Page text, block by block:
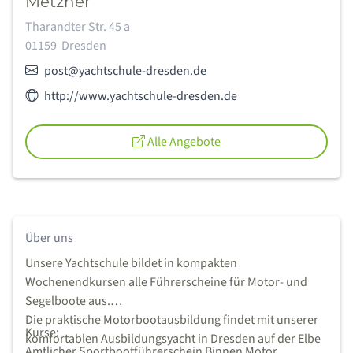
Adresse:
Tharandter Str. 45 a
01159 Dresden
E-Mail:post@yachtschule-dresden.de
Webseite des Anbieters:
http://www.yachtschule-dresden.de
Alle Angebote
Über uns
Unsere Yachtschule bildet in kompakten
Wochenendkursen alle Führerscheine für Motor- und
Segelboote aus.
Die praktische Motorbootausbildung findet mit unserer
komfortablen Ausbildungsyacht in Dresden auf der Elbe
Kurse: